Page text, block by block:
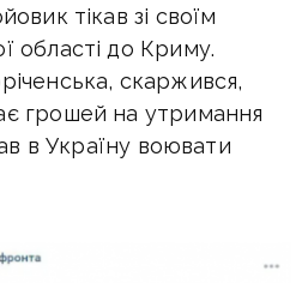
тікав зі своїм
області до Криму.
скаржився,
грошей на утримання
в Україну воювати